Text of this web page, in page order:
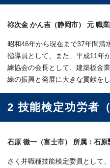
祢次金 かん吉（静岡市） 元 職
昭和46年から現在まで37年間清
指導員として、また、平成11年
練協会の会長として、建築板金
練の振興と発展に大きな貢献をし
2 技能検定功労者
石原 徹一（富士市） 所属：石原
さく井職種技能検定委員として